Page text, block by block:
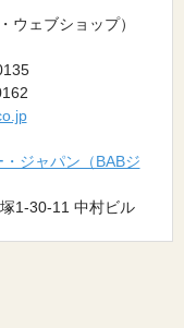
ウェブショップ）
ジャパン（BABジ
1-30-11 中村ビル